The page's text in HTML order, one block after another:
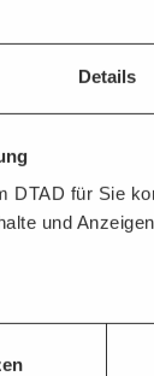
Details
DTAD für Sie
und
für